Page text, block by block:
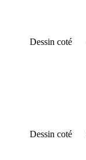
Dessin coté
Dessin coté